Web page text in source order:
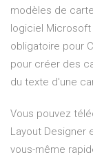
modèles de
logiciel
obligatoire pour
pour créer des
du texte d'une
Vous pouvez
Layout Designer
vous-même